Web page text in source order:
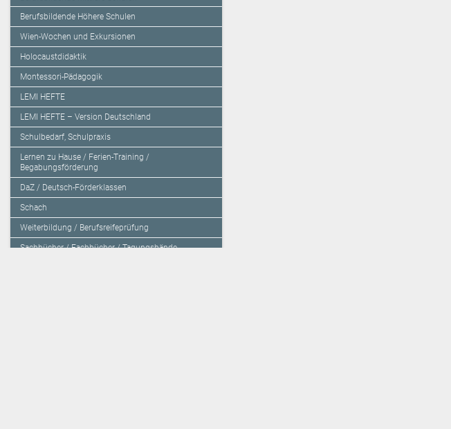
Berufsbildende Höhere Schulen
Wien-Wochen und Exkursionen
Holocaustdidaktik
Montessori-Pädagogik
LEMI HEFTE
LEMI HEFTE – Version Deutschland
Schulbedarf, Schulpraxis
Lernen zu Hause / Ferien-Training /
Begabungsförderung
DaZ / Deutsch-Förderklassen
Schach
Weiterbildung / Berufsreifeprüfung
Sachbücher / Fachbücher / Tagungsbände